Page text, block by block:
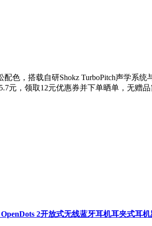
配色，搭载自研Shokz TurboPitch声学
元，领取12元优惠券并下单晒单，无赠
2开放式无线蓝牙耳机耳夹式耳